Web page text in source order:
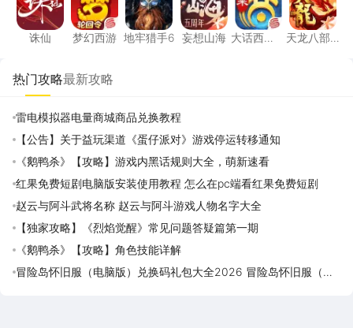
诛仙 梦幻西游 地牢猎手6 妄想山海 大话西
天龙八部
热门攻略最新攻略
雷电模拟器电量商城商品兑换教程
【公告】关于益玩渠道《蛋仔派对》游戏停运转移通知
《鹅鸭杀》【攻略】游戏内黑话规则大全，萌新速看
红果免费短剧电脑版安装使用教程 怎么在pc端看红果免费短剧
赵云与阿斗武将名称 赵云与阿斗游戏人物名字大全
【独家攻略】《烈焰觉醒》常见问题答疑篇第一期
《鹅鸭杀》【攻略】角色技能详解
冒险岛怀旧服（电脑版）兑换码礼包大全2026 冒险岛怀旧服（电